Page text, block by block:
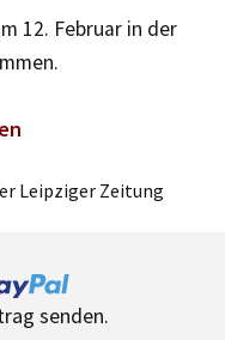
12. Februar in der
Leipziger Zeitung
senden.